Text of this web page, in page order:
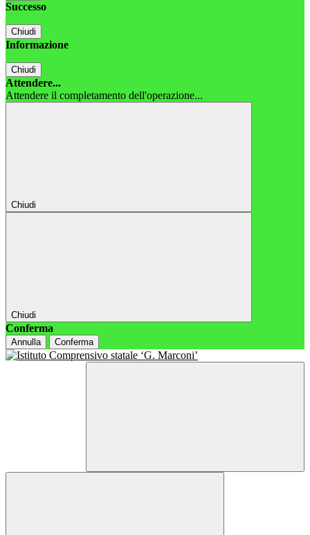
Successo
Chiudi
Informazione
Chiudi
Attendere...
Attendere il completamento dell'operazione...
Chiudi
Chiudi
Conferma
Annulla Conferma